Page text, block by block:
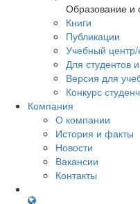
Образование и
Книги
Публикации
Учебный
Для студентов
Версия для
Конкурс
Компания
О компании
История и факты
Новости
Вакансии
Контакты